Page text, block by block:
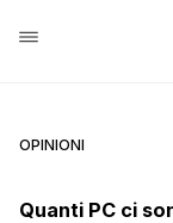
OPINIONI
Quanti PC ci